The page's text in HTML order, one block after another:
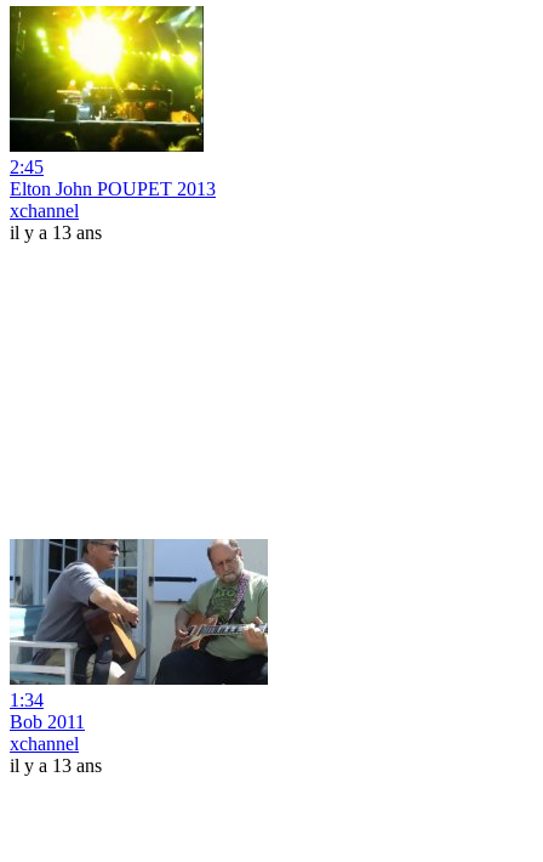
2:45
Elton John POUPET 2013
xchannel
il y a 13 ans
1:34
Bob 2011
xchannel
il y a 13 ans